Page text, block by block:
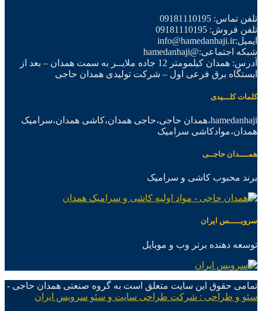
تلفن تماس: 09181110195
تلفن فروش: 09181110195
ایمیل:info@hamedanhaji.ir
شبکه اجتماعی:@hamedanhaji
آدرس: همدان کیلمومتر 12 جاده ملایــر به سمت همدان – بعد از
ایستگاه برق فرعی اول – شرکت تولیدی همدان حاجی
کلمات کلـــیدی
hamedanhaji،همدان حاجی،حاجی همدان،کاشی همدان،سرامیک
همدان،موادکاشی سرامیک
همــــدان حاجــی
برند محبوب کاشی و سرامیک
سرویـــــس ایران
توسعه دهنده برتر وب و موبایل
تمامی حقوق این سایت متعلق است به گروه صنعتی همدان حاجی -
سئو و طراحی : شرکت طراحی سایت و سئو سرویس ایران